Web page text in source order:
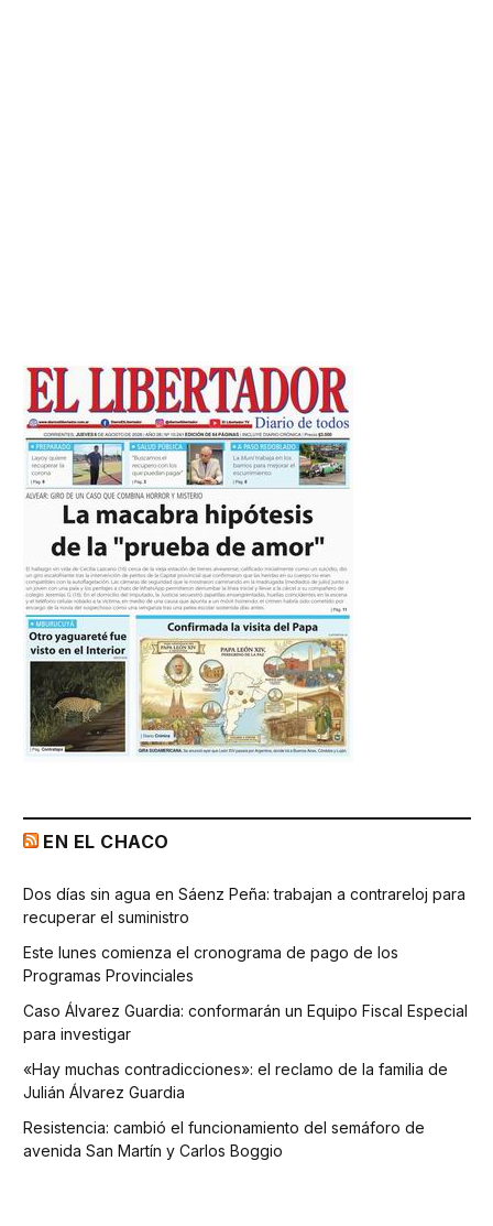
EN EL CHACO
Dos días sin agua en Sáenz Peña: trabajan a contrareloj para
recuperar el suministro
Este lunes comienza el cronograma de pago de los
Programas Provinciales
Caso Álvarez Guardia: conformarán un Equipo Fiscal Especial
para investigar
«Hay muchas contradicciones»: el reclamo de la familia de
Julián Álvarez Guardia
Resistencia: cambió el funcionamiento del semáforo de
avenida San Martín y Carlos Boggio